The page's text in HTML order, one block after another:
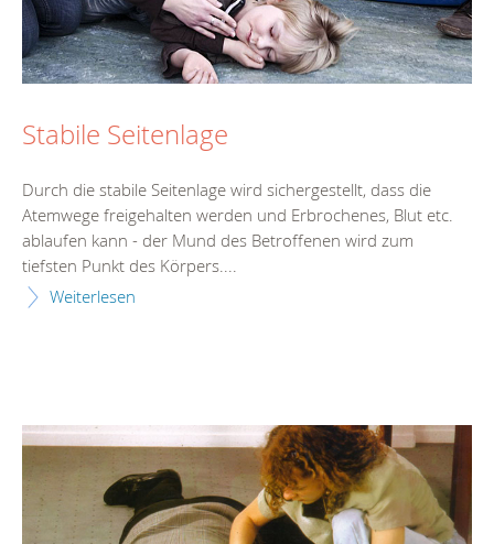
Stabile Seitenlage
Durch die stabile Seitenlage wird sichergestellt, dass die
Atemwege freigehalten werden und Erbrochenes, Blut etc.
ablaufen kann - der Mund des Betroffenen wird zum
tiefsten Punkt des Körpers....
Weiterlesen